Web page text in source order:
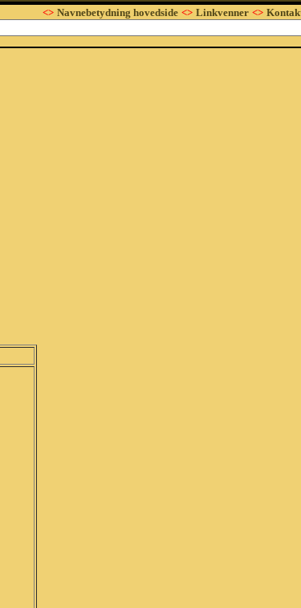
<> Navnebetydning hovedside <> Linkvenner <>